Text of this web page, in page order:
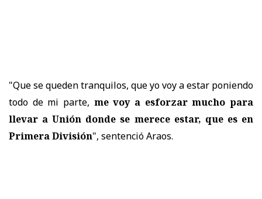
"Que se queden tranquilos, que yo voy a estar poniendo
todo de mi parte, me voy a esforzar mucho para
llevar a Unión donde se merece estar, que es en
Primera División", sentenció Araos.